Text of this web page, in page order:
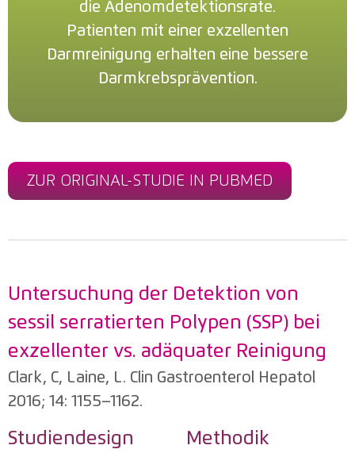
die Adenomdetektionsrate.
Patienten mit einer exzellenten
Darmreinigung erhalten eine bessere
Darmkrebsprävention.
ZUR ORIGINAL-STUDIE IN PUBMED
Untersuchung der Detektion von
sessil serratierten Polypen (SSP) bei
exzellenter vs. adäquater Reinigung
Clark, C, Laine, L. Clin Gastroenterol Hepatol
2016; 14: 1155–1162.
Studiendesign Methodik